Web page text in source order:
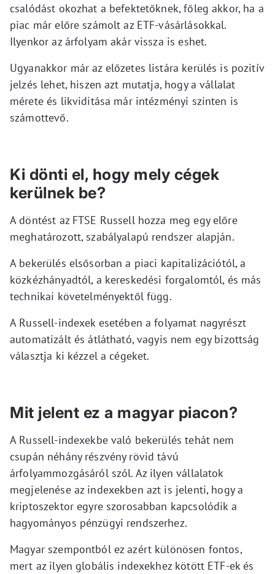
csalódást okozhat a befektetőknek, főleg akkor, ha a
piac már előre számolt az ETF-vásárlásokkal.
Ilyenkor az árfolyam akár vissza is eshet.
Ugyanakkor már az előzetes listára kerülés is pozitív
jelzés lehet, hiszen azt mutatja, hogy a vállalat
mérete és likviditása már intézményi szinten is
számottevő.
Ki dönti el, hogy mely cégek
kerülnek be?
A döntést az FTSE Russell hozza meg egy előre
meghatározott, szabályalapú rendszer alapján.
A bekerülés elsősorban a piaci kapitalizációtól, a
közkézhányadtól, a kereskedési forgalomtól, és más
technikai követelményektől függ.
A Russell-indexek esetében a folyamat nagyrészt
automatizált és átlátható, vagyis nem egy bizottság
választja ki kézzel a cégeket.
Mit jelent ez a magyar piacon?
A Russell-indexekbe való bekerülés tehát nem
csupán néhány részvény rövid távú
árfolyammozgásáról szól. Az ilyen vállalatok
megjelenése az indexekben azt is jelenti, hogy a
kriptoszektor egyre szorosabban kapcsolódik a
hagyományos pénzügyi rendszerhez.
Magyar szempontból ez azért különösen fontos,
mert az ilyen globális indexekhez kötött ETF-ek és